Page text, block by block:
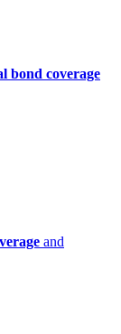
bond coverage
and